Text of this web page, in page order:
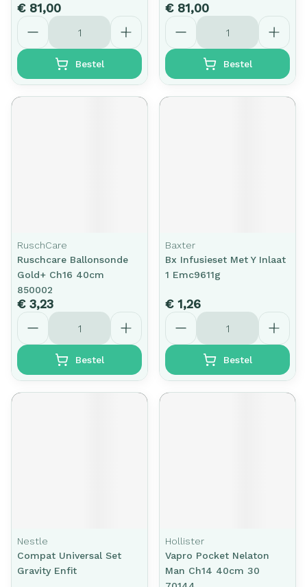
€ 81,00
Aantal
Bestel
€ 81,00
Aantal
Bestel
RuschCare
Ruschcare Ballonsonde
Gold+ Ch16 40cm
850002
€ 3,23
Aantal
Bestel
Baxter
Bx Infusieset Met Y Inlaat
1 Emc9611g
€ 1,26
Aantal
Bestel
Nestle
Compat Universal Set
Gravity Enfit
Hollister
Vapro Pocket Nelaton
Man Ch14 40cm 30